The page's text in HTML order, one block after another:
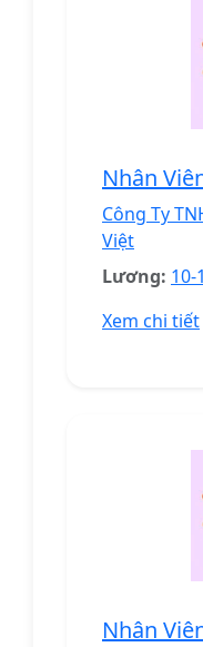
Nhân
Công Ty
Việt
Lương: 10-
Xem chi tiết
Nhân